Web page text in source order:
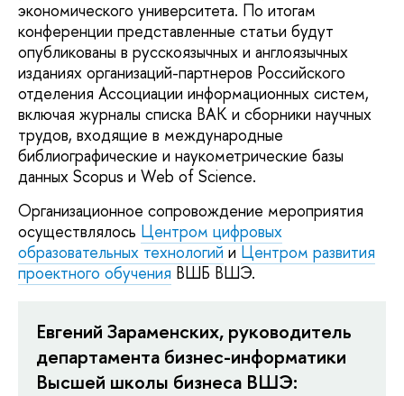
экономического университета. По итогам
конференции представленные статьи будут
опубликованы в русскоязычных и англоязычных
изданиях организаций-партнеров Российского
отделения Ассоциации информационных систем,
включая журналы списка ВАК и сборники научных
трудов, входящие в международные
библиографические и наукометрические базы
данных Scopus и Web of Science.
Организационное сопровождение мероприятия
осуществлялось Центром цифровых
образовательных технологий и Центром развития
проектного обучения ВШБ ВШЭ.
Евгений Зараменских, руководитель
департамента бизнес-информатики
Высшей школы бизнеса ВШЭ: